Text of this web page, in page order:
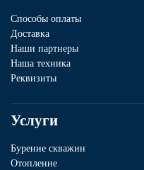
Способы оплаты
Доставка
Наши партнеры
Наша техника
Реквизиты
Услуги
Бурение скважин
Отопление